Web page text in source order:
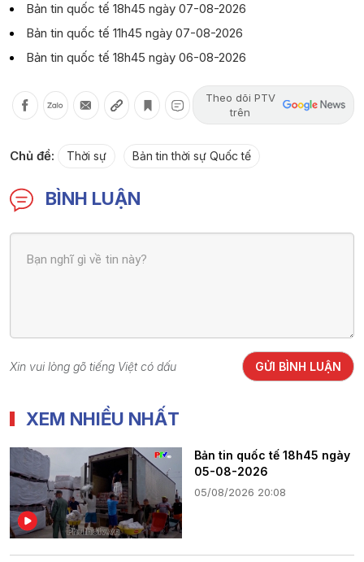
Bản tin quốc tế 18h45 ngày 07-08-2026
Bản tin quốc tế 11h45 ngày 07-08-2026
Bản tin quốc tế 18h45 ngày 06-08-2026
Theo dõi PTV
trên
Chủ đề: Thời sự Bản tin thời sự Quốc tế
BÌNH LUẬN
Xin vui lòng gõ tiếng Việt có dấu GỬI BÌNH LUẬN
XEM NHIỀU NHẤT
Bản tin quốc tế 18h45 ngày
05-08-2026
05/08/2026 20:08